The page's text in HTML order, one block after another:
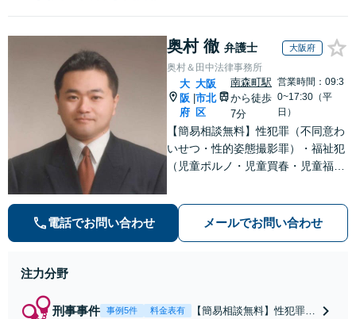
奥村 徹 弁護士 大阪府
奥村＆田中法律事務所
大
阪
府
大阪
市北
区
南森町駅
から徒歩
7分
営業時間：09:3
0~17:30（平
日）
【簡易相談無料】性犯罪（不同意わ
いせつ・性的姿態撮影罪）・福祉犯
（児童ポルノ・児童買春・児童福祉
等）に非常に詳しい弁護士です
電話でお問い合わせ メールでお問い合わせ
注力分野
刑事事件 事例5件 料金表有
【簡易相談無料】性犯罪